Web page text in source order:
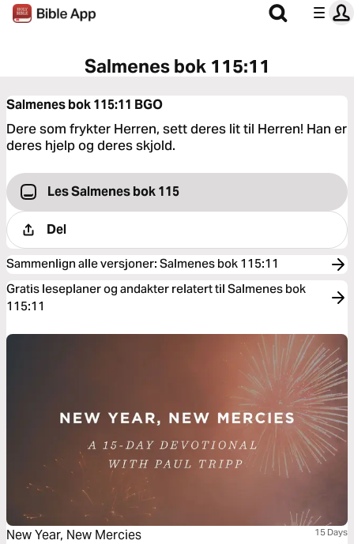
Salmenes bok 115:11
Salmenes bok 115:11 BGO
Dere som frykter Herren, sett deres lit til Herren! Han er
deres hjelp og deres skjold.
Les Salmenes bok 115
Del
Sammenlign alle versjoner: Salmenes bok 115:11
Gratis leseplaner og andakter relatert til Salmenes bok
115:11
New Year, New Mercies 15 Days